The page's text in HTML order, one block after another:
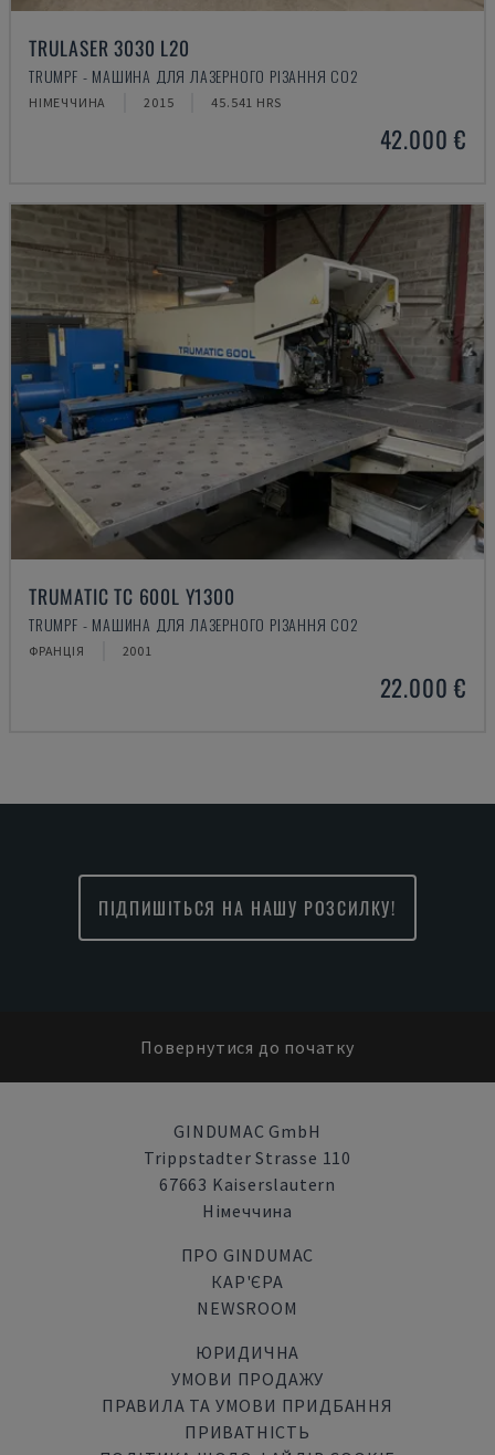
TRULASER 3030 L20
TRUMPF - МАШИНА ДЛЯ ЛАЗЕРНОГО РІЗАННЯ CO2
НІМЕЧЧИНА 2015 45.541 HRS
42.000 €
TRUMATIC TC 600L Y1300
TRUMPF - МАШИНА ДЛЯ ЛАЗЕРНОГО РІЗАННЯ CO2
ФРАНЦІЯ 2001
22.000 €
ПІДПИШІТЬСЯ НА НАШУ РОЗСИЛКУ!
Повернутися до початку
GINDUMAC GmbH
Trippstadter Strasse 110
67663 Kaiserslautern
Німеччина
ПРО GINDUMAC
КАР'ЄРА
NEWSROOM
ЮРИДИЧНА
УМОВИ ПРОДАЖУ
ПРАВИЛА ТА УМОВИ ПРИДБАННЯ
ПРИВАТНІСТЬ